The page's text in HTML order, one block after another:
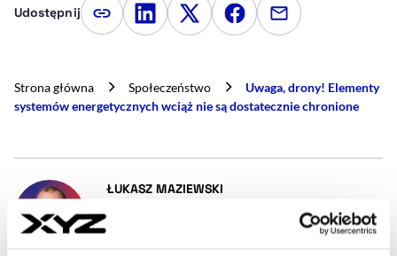
Udostępnij Kopiuj link artykułu
Udostępnij na LinkedIn
Udostępnij na Twitterze
Udostępnij na
Udostępnij
Strona główna Społeczeństwo
Uwaga, drony! Elementy
systemów energetycznych wciąż nie są dostatecznie chronione
ŁUKASZ MAZIEWSKI
Gość od liczenia czołgów. Dziennikarz